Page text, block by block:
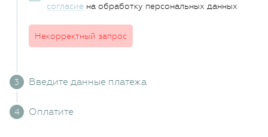
согласие на обработку персональных данных
Некорректный запрос
Введите данные платежа
Оплатите